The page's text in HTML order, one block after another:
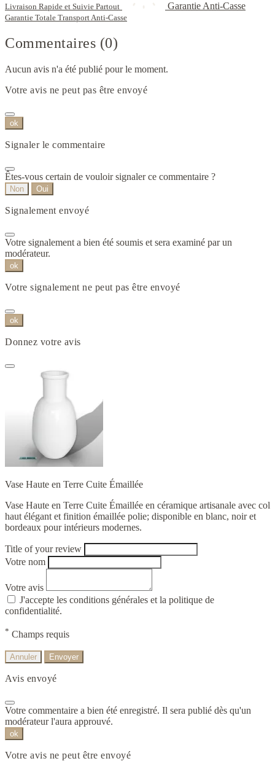
Livraison Rapide et Suivie Partout Garantie Anti-Casse
Garantie Totale Transport Anti-Casse
Commentaires (0)
Aucun avis n'a été publié pour le moment.
Votre avis ne peut pas être envoyé
ok
Signaler le commentaire
Êtes-vous certain de vouloir signaler ce commentaire ?
Non Oui
Signalement envoyé
Votre signalement a bien été soumis et sera examiné par un
modérateur.
ok
Votre signalement ne peut pas être envoyé
ok
Donnez votre avis
Vase Haute en Terre Cuite Émaillée
Vase Haute en Terre Cuite Émaillée en céramique artisanale avec col
haut élégant et finition émaillée polie; disponible en blanc, noir et
bordeaux pour intérieurs modernes.
Title of your review
Votre nom
Votre avis
J'accepte les conditions générales et la politique de
confidentialité.
* Champs requis
Annuler Envoyer
Avis envoyé
Votre commentaire a bien été enregistré. Il sera publié dès qu'un
modérateur l'aura approuvé.
ok
Votre avis ne peut être envoyé